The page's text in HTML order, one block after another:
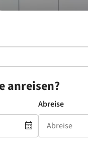
anreisen?
Abreise